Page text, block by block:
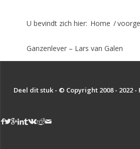
U bevindt zich hier: Home /
Ganzenlever – Lars van Galen
Deel dit stuk - © Copyright 2008 - 2022